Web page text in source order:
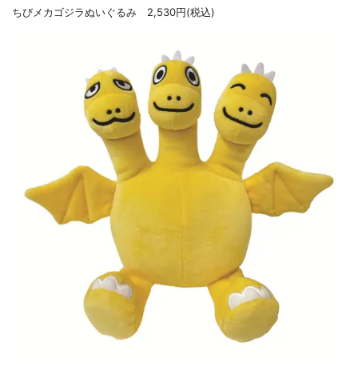
ちびメカゴジラぬいぐるみ 2,530円(税込)